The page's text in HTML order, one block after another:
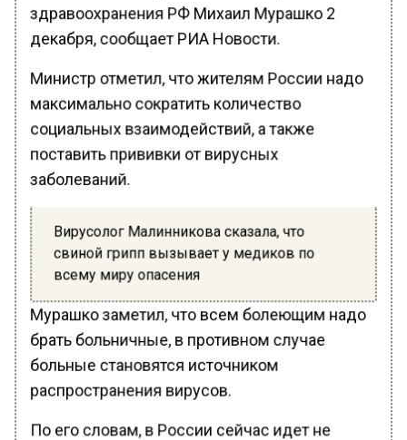
здравоохранения РФ Михаил Мурашко 2
декабря, сообщает РИА Новости.
Министр отметил, что жителям России надо
максимально сократить количество
социальных взаимодействий, а также
поставить прививки от вирусных
заболеваний.
Вирусолог Малинникова сказала, что
свиной грипп вызывает у медиков по
всему миру опасения
Мурашко заметил, что всем болеющим надо
брать больничные, в противном случае
больные становятся источником
распространения вирусов.
По его словам, в России сейчас идет не